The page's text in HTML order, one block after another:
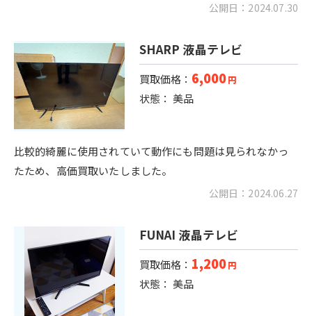
公開日：2024.07.30
SHARP 液晶テレビ
買取価格： 6,000円
状態： 美品
比較的綺麗に使用されていて動作にも問題は見られなかっ
たため、高価買取いたしました。
公開日：2024.06.27
FUNAI 液晶テレビ
買取価格： 1,200円
状態： 美品